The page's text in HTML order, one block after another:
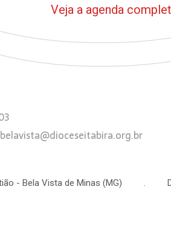
Veja a agenda
- Bela Vista de Minas (MG) .